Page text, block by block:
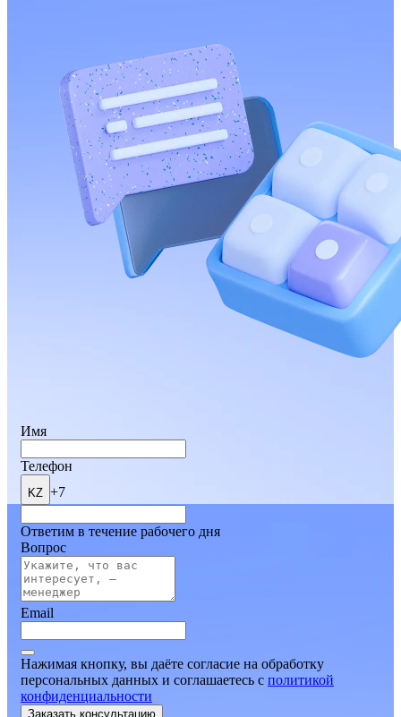
Имя
Телефон
KZ +7
Ответим в течение рабочего дня
Вопрос
Email
Нажимая кнопку, вы даёте согласие на обработку
персональных данных и соглашаетесь c политикой
конфиденциальности
Заказать консультацию